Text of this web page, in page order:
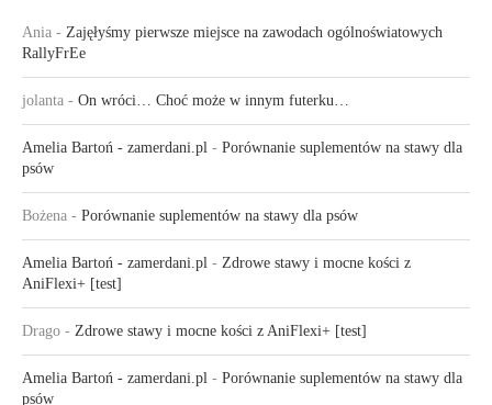
Ania - Zajęłyśmy pierwsze miejsce na zawodach ogólnoświatowych
RallyFrEe
jolanta - On wróci… Choć może w innym futerku…
Amelia Bartoń - zamerdani.pl - Porównanie suplementów na stawy dla
psów
Bożena - Porównanie suplementów na stawy dla psów
Amelia Bartoń - zamerdani.pl - Zdrowe stawy i mocne kości z
AniFlexi+ [test]
Drago - Zdrowe stawy i mocne kości z AniFlexi+ [test]
Amelia Bartoń - zamerdani.pl - Porównanie suplementów na stawy dla
psów